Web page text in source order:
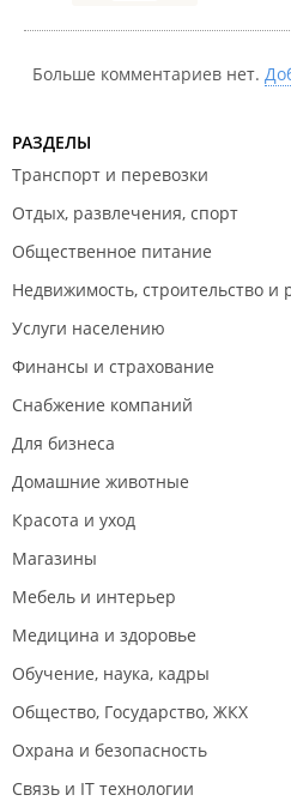
Больше комментариев нет.
РАЗДЕЛЫ
Транспорт и перевозки
Отдых, развлечения, спорт
Общественное питание
Недвижимость, строительство и
Услуги населению
Финансы и страхование
Снабжение компаний
Для бизнеса
Домашние животные
Красота и уход
Магазины
Мебель и интерьер
Медицина и здоровье
Обучение, наука, кадры
Общество, Государство, ЖКХ
Охрана и безопасность
Связь и IT технологии